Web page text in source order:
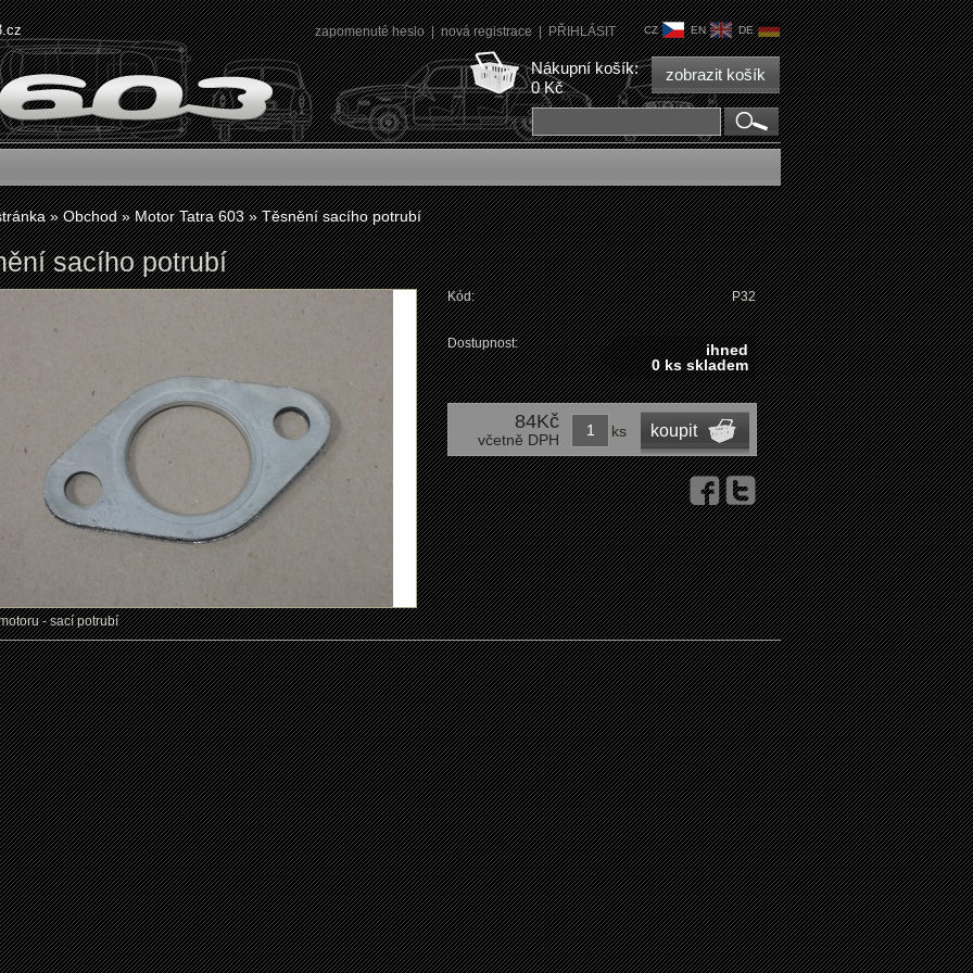
CZ EN DE
zapomenuté heslo|nová registrace|PŘIHLÁSIT
Nákupní košík:
0 Kč
zobrazit košík
»Obchod»Motor Tatra 603»Těsnění sacího potrubí
sacího potrubí
Kód: P32
Dostupnost:
ihned
0 ks skladem
84Kč
včetně DPH ks koupit
- sací potrubí